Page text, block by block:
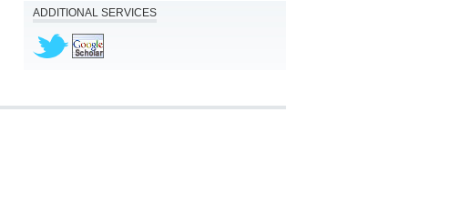
ADDITIONAL SERVICES